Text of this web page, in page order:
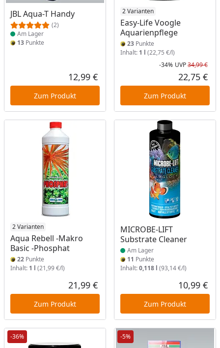
JBL Aqua-T Handy
(2)
Produkt am Lager
Am Lager
13 Punkte
Aktueller Preis
12,99 €
Zum Produkt
2 Varianten
Easy-Life Voogle
Aquarienpflege
23Punkte
Inhalt: 1 l (22,75 €/l)
-34% UVP34,99 €
22,75 €
Zum Produkt
2 Varianten
Aqua Rebell -Makro
Basic -Phosphat
22 Punkte
Inhalt: 1 l (21,99 €/l)
Aktueller Preis
21,99 €
Zum Produkt
MICROBE-LIFT
Substrate Cleaner
Produkt am Lager
Am Lager
11 Punkte
Inhalt:0,118 l (93,14 €/l)
10,99 €
Zum Produkt
-36% -5%